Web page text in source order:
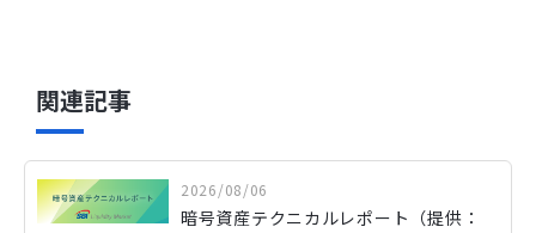
関連記事
2026/08/06
暗号資産テクニカルレポート（提供：